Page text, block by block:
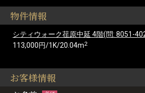
物件情報
シティウォーク荏原中延 4階(問: 8051-
113,000円/1K/20.04m2
お客様情報